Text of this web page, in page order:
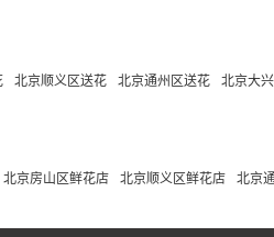
北京顺义区送花 北京通州区送花 北京大
北京房山区鲜花店 北京顺义区鲜花店 北京